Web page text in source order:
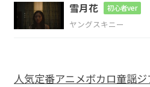
そう意外な 味に ハマって
雪月花 初心者ver
ヤングスキニー
人気定番アニメボカロ童謡ジ